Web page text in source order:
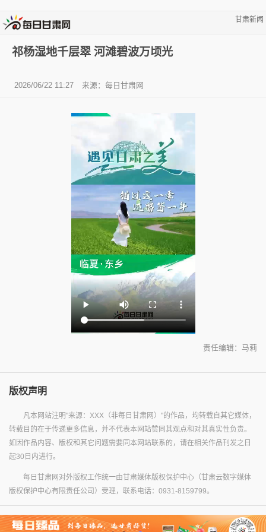
甘肃新闻
祁杨湿地千层翠 河滩碧波万顷光
2026/06/22 11:27 来源： 每日甘肃网
责任编辑：马莉
版权声明
凡本网站注明"来源：XXX（非每日甘肃网）"的作品，均转载自其它媒体，
转载目的在于传递更多信息，并不代表本网站赞同其观点和对其真实性负责。
如因作品内容、版权和其它问题需要同本网站联系的，请在相关作品刊发之日
起30日内进行。
每日甘肃网对外版权工作统一由甘肃媒体版权保护中心（甘肃云数字媒体
版权保护中心有限责任公司）受理，联系电话：0931-8159799。